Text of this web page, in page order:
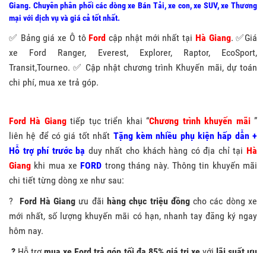
Giang. Chuyên phân phối các dòng xe Bán Tải, xe con, xe SUV, xe Thương
mại với dịch vụ và giá cả tốt nhất.
✅ Bảng giá xe Ô tô Ford cập nhật mới nhất tại Hà Giang. ✅Giá
xe Ford Ranger, Everest, Explorer, Raptor, EcoSport,
Transit,Tourneo. ✅ Cập nhật chương trình Khuyến mãi, dự toán
chi phí, mua xe trả góp.
Ford Hà Giang tiếp tục triển khai “Chương trình khuyến mãi ”
liên hệ để có giá tốt nhất Tặng kèm nhiều phụ kiện hấp dẫn +
Hỗ trợ phí trước bạ duy nhất cho khách hàng có địa chỉ tại Hà
Giang khi mua xe FORD trong tháng này. Thông tin khuyến mãi
chi tiết từng dòng xe như sau:
? Ford Hà Giang ưu đãihàng chục triệu đồngcho các dòng xe
mới nhất, số lượng khuyến mãi có hạn, nhanh tay đăng ký ngay
hôm nay.